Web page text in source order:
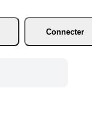
Connecter